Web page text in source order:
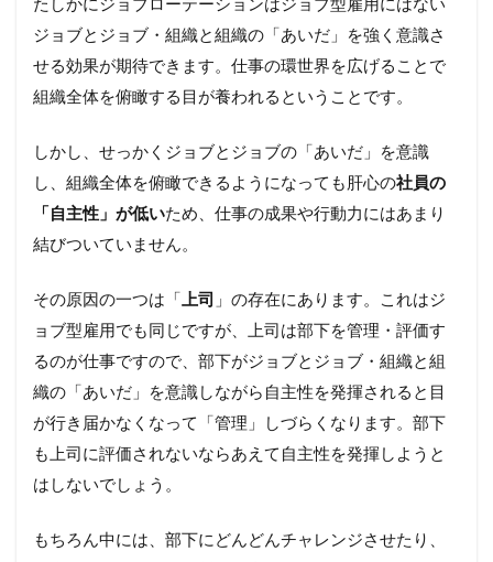
たしかにジョブローテーションはジョブ型雇用にはない
ジョブとジョブ・組織と組織の「あいだ」を強く意識さ
せる効果が期待できます。仕事の環世界を広げることで
組織全体を俯瞰する目が養われるということです。
しかし、せっかくジョブとジョブの「あいだ」を意識
し、組織全体を俯瞰できるようになっても肝心の社員の
「自主性」が低いため、仕事の成果や行動力にはあまり
結びついていません。
その原因の一つは「 上司 」の存在にあります。これはジ
ョブ型雇用でも同じですが、上司は部下を管理・評価す
るのが仕事ですので、部下がジョブとジョブ・組織と組
織の「あいだ」を意識しながら自主性を発揮されると目
が行き届かなくなって「管理」しづらくなります。部下
も上司に評価されないならあえて自主性を発揮しようと
はしないでしょう。
もちろん中には、部下にどんどんチャレンジさせたり、